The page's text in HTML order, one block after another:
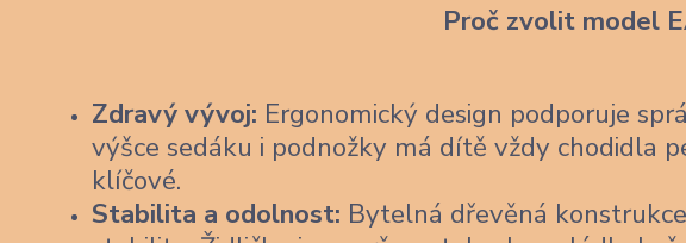
Proč zvolit model
Zdravý vývoj: Ergonomický design podporuje
výšce sedáku i podnožky má dítě vždy chodidla
klíčové.
Stabilita a odolnost: Bytelná dřevěná